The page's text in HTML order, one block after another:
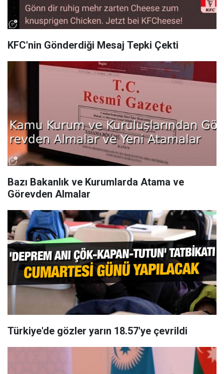
KFC'nin Gönderdiği Mesaj Tepki Çekti
Bazı Bakanlık ve Kurumlarda Atama ve
Görevden Almalar
Türkiye'de gözler yarın 18.57'ye çevrildi